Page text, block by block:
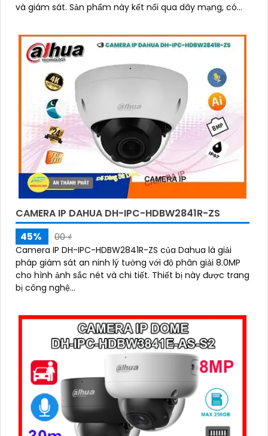
và giám sát. Sản phẩm này kết nối qua dây mạng, có
CAMERA IP DAHUA DH-IPC-HDBW2841R-ZS
45%
00 ₫
Camera IP DH-IPC-HDBW2841R-ZS của Dahua là giải
pháp giám sát an ninh lý tưởng với độ phân giải 8.0MP
cho hình ảnh sắc nét và chi tiết. Thiết bị này được trang
bị công nghệ...